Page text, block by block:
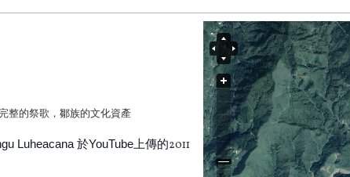
整的祭歌，鄒族的文化資產
Luheacana 於YouTube上傳的2011